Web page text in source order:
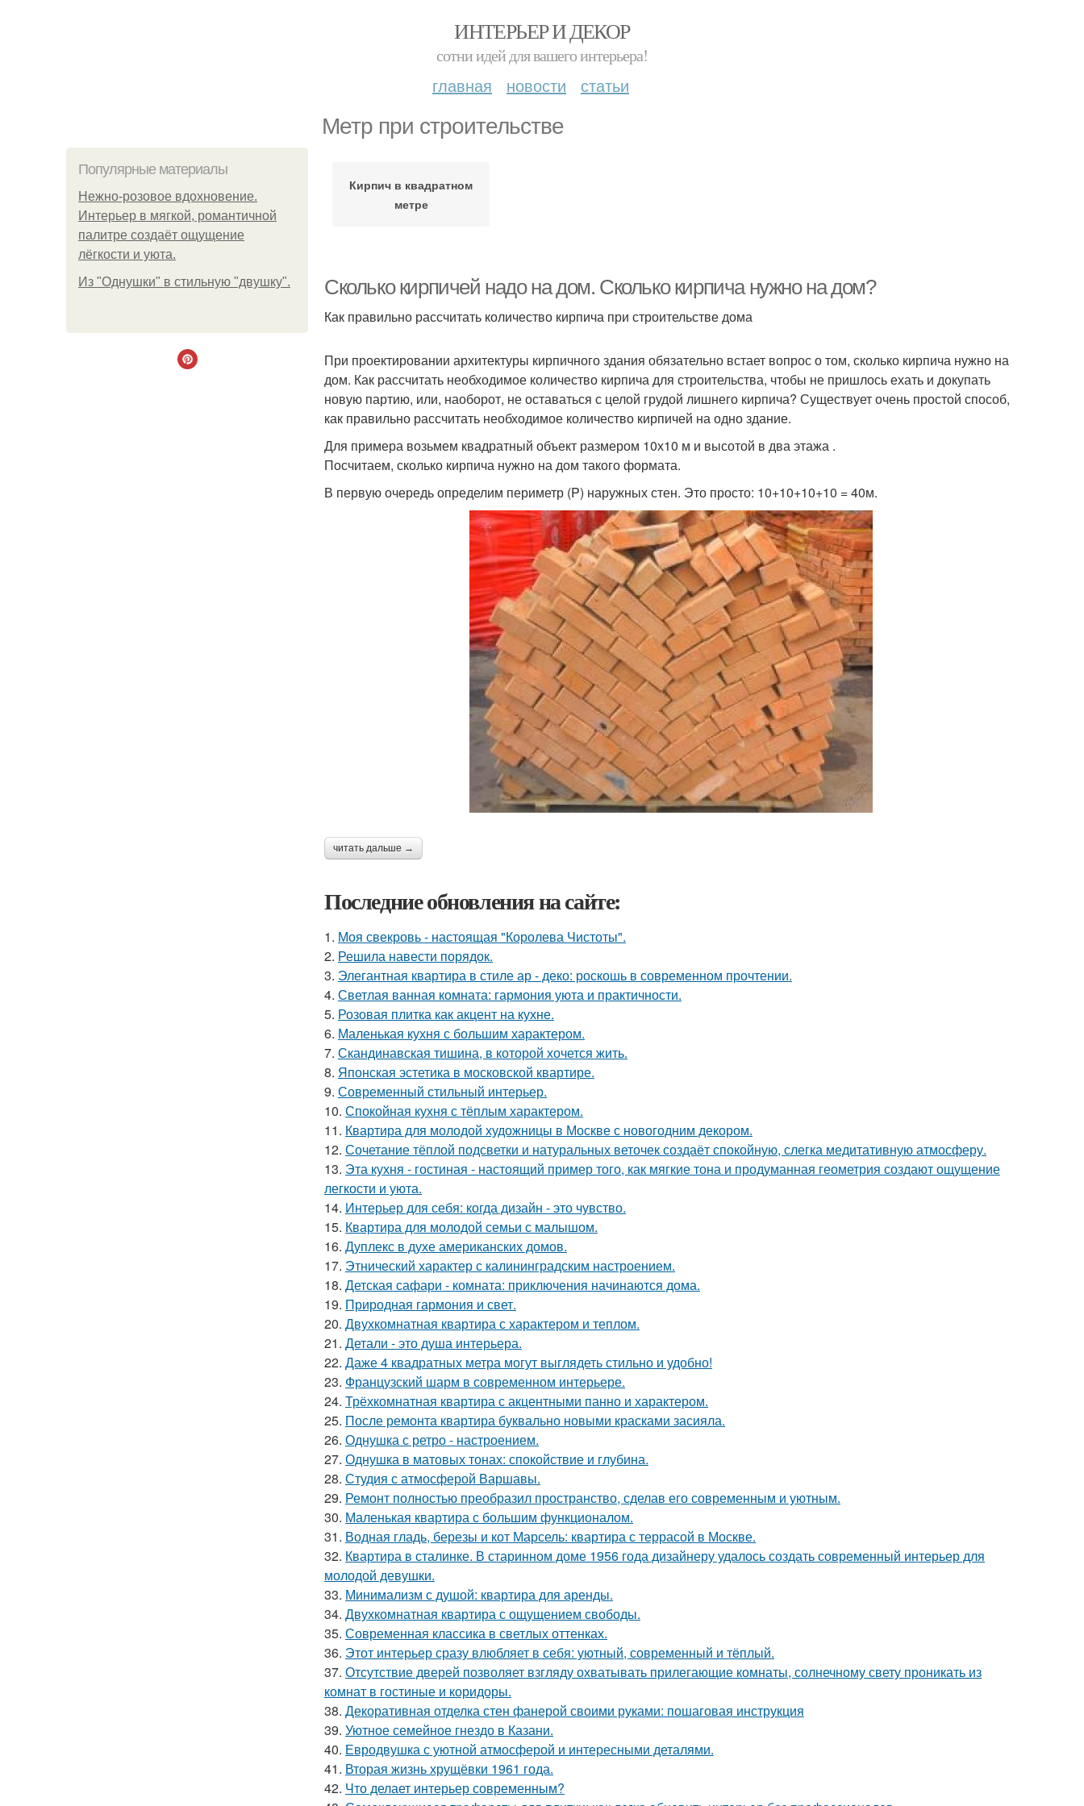
ИНТЕРЬЕР И ДЕКОР
сотни идей для вашего интерьера!
главная новости статьи
Метр при строительстве
Популярные материалы
Нежно-розовое вдохновение.
Интерьер в мягкой, романтичной
палитре создаёт ощущение
лёгкости и уюта.
Из "Однушки" в стильную "двушку".
Кирпич в квадратном
метре
Сколько кирпичей надо на дом. Сколько кирпича нужно на дом?
Как правильно рассчитать количество кирпича при строительстве дома
При проектировании архитектуры кирпичного здания обязательно встает вопрос о том, сколько кирпича нужно на
дом. Как рассчитать необходимое количество кирпича для строительства, чтобы не пришлось ехать и докупать
новую партию, или, наоборот, не оставаться с целой грудой лишнего кирпича? Существует очень простой способ,
как правильно рассчитать необходимое количество кирпичей на одно здание.
Для примера возьмем квадратный объект размером 10х10 м и высотой в два этажа .
Посчитаем, сколько кирпича нужно на дом такого формата.
В первую очередь определим периметр (P) наружных стен. Это просто: 10+10+10+10 = 40м.
читать дальше →
Последние обновления на сайте:
1. Моя свекровь - настоящая "Королева Чистоты".
2. Решила навести порядок.
3. Элегантная квартира в стиле ар - деко: роскошь в современном прочтении.
4. Светлая ванная комната: гармония уюта и практичности.
5. Розовая плитка как акцент на кухне.
6. Маленькая кухня с большим характером.
7. Скандинавская тишина, в которой хочется жить.
8. Японская эстетика в московской квартире.
9. Современный стильный интерьер.
10. Спокойная кухня с тёплым характером.
11. Квартира для молодой художницы в Москве с новогодним декором.
12. Сочетание тёплой подсветки и натуральных веточек создаёт спокойную, слегка медитативную атмосферу.
13. Эта кухня - гостиная - настоящий пример того, как мягкие тона и продуманная геометрия создают ощущение
легкости и уюта.
14. Интерьер для себя: когда дизайн - это чувство.
15. Квартира для молодой семьи с малышом.
16. Дуплекс в духе американских домов.
17. Этнический характер с калининградским настроением.
18. Детская сафари - комната: приключения начинаются дома.
19. Природная гармония и свет.
20. Двухкомнатная квартира с характером и теплом.
21. Детали - это душа интерьера.
22. Даже 4 квадратных метра могут выглядеть стильно и удобно!
23. Французский шарм в современном интерьере.
24. Трёхкомнатная квартира с акцентными панно и характером.
25. После ремонта квартира буквально новыми красками засияла.
26. Однушка с ретро - настроением.
27. Однушка в матовых тонах: спокойствие и глубина.
28. Студия с атмосферой Варшавы.
29. Ремонт полностью преобразил пространство, сделав его современным и уютным.
30. Маленькая квартира с большим функционалом.
31. Водная гладь, березы и кот Марсель: квартира с террасой в Москве.
32. Квартира в сталинке. В старинном доме 1956 года дизайнеру удалось создать современный интерьер для
молодой девушки.
33. Минимализм с душой: квартира для аренды.
34. Двухкомнатная квартира с ощущением свободы.
35. Современная классика в светлых оттенках.
36. Этот интерьер сразу влюбляет в себя: уютный, современный и тёплый.
37. Отсутствие дверей позволяет взгляду охватывать прилегающие комнаты, солнечному свету проникать из
комнат в гостиные и коридоры.
38. Декоративная отделка стен фанерой своими руками: пошаговая инструкция
39. Уютное семейное гнездо в Казани.
40. Евродвушка с уютной атмосферой и интересными деталями.
41. Вторая жизнь хрущёвки 1961 года.
42. Что делает интерьер современным?